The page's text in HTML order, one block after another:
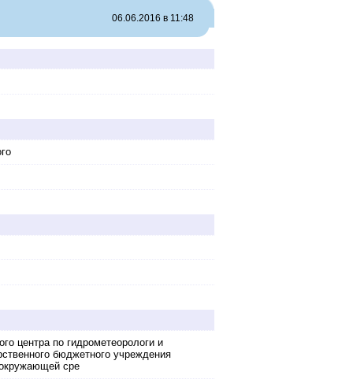
06.06.2016 в 11:48
центра по гидрометеорологи и
бюджетного учреждения
сре